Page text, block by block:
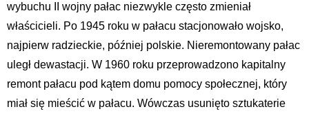
wybuchu II wojny pałac niezwykle często zmieniał
właścicieli. Po 1945 roku w pałacu stacjonowało wojsko,
najpierw radzieckie, później polskie. Nieremontowany pałac
uległ dewastacji. W 1960 roku przeprowadzono kapitalny
remont pałacu pod kątem domu pomocy społecznej, który
miał się mieścić w pałacu. Wówczas usunięto sztukaterie